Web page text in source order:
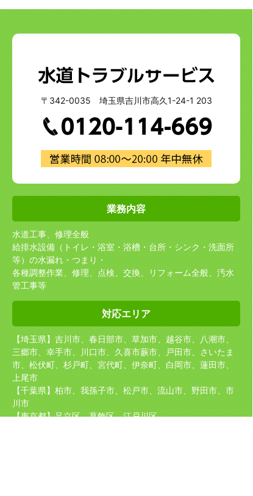
〒342-0035 埼玉県吉川市高久1-24-1 203
業務内容
水道工事、修理全般
給排水設備（トイレ・浴室・浴槽・台所・シンク・洗面所
等）の水漏れ・つまり・
各種調整作業、修理、点検、交換、リフォーム全般、汚水
管工事等
対応エリア
【埼玉県】吉川市、春日部市、草加市、越谷市、八潮市、
三郷市、幸手市、川口市、久喜市蕨市、戸田市、さいたま
市、松伏町、杉戸町、宮代町、伊奈町、白岡市、蓮田市、
上尾市
【千葉県】柏市、我孫子市、松戸市、流山市、野田市、市
川市
【東京都】足立区、葛飾区、江戸川区